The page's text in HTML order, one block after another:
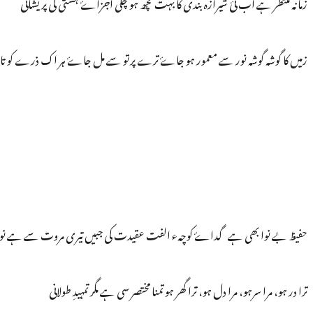
زمیں کا گوشہ گوشہ نور سے معمور ہو جاۓ ترے پرتو سے مل جاۓ ہر اک ذرے کو
حفیظ بے نوا بھی ہے گداۓ کوچہء الفت عقیدت کی جبیں تیری مروت سے ہے
ترا در ہو، مرا سرہو، مرا دل ہو، ترا گھر ہو تمنا مختصر سی ہے مگر تمہیدِ طولانی